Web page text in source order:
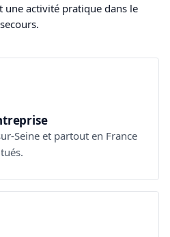
une activité pratique dans le
Seine et partout en France